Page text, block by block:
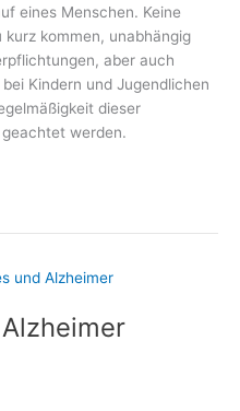
eines Menschen. Keine
kommen, unabhängig
aber auch
Kindern und Jugendlichen
dieser
werden.